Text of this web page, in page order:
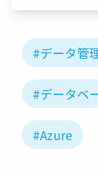
#データ管
#データベ
#Azure